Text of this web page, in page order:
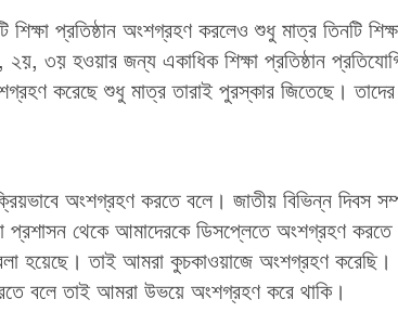
প্রতিষ্ঠান অংশগ্রহণ করলেও শুধু মাত্র তিনটি
৩য় হওয়ার জন্য একাধিক শিক্ষা প্রতিষ্ঠান
করেছে শুধু মাত্র তারাই পুরস্কার জিতেছে। তাদের
অংশগ্রহণ করতে বলে। জাতীয় বিভিন্ন দিবস
প্রশাসন থেকে আমাদেরকে ডিসপ্লেতে অংশগ্রহণ
হয়েছে। তাই আমরা কুচকাওয়াজে অংশগ্রহণ করেছি।
বলে তাই আমরা উভয়ে অংশগ্রহণ করে থাকি।